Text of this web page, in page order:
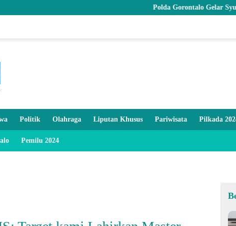
Polda Gorontalo Gelar Syukuran HUT ke-
Politik Olahraga Liputan Khusus Pariwisata Pilkada
Pemilu 2024